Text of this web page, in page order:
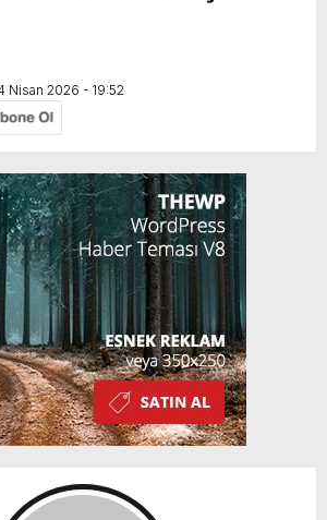
Nisan 2026 - 19:52